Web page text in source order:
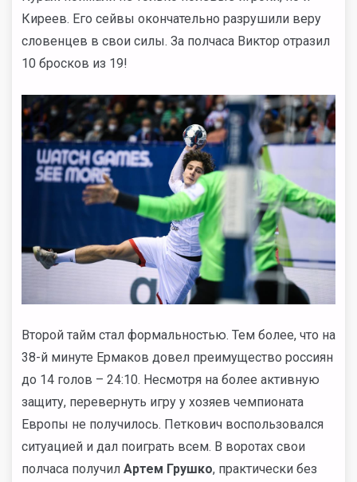
Киреев. Его сейвы окончательно разрушили веру
словенцев в свои силы. За полчаса Виктор отразил
10 бросков из 19!
Второй тайм стал формальностью. Тем более, что на
38-й минуте Ермаков довел преимущество россиян
до 14 голов – 24:10. Несмотря на более активную
защиту, перевернуть игру у хозяев чемпионата
Европы не получилось. Петкович воспользовался
ситуацией и дал поиграть всем. В воротах свои
полчаса получил Артем Грушко, практически без